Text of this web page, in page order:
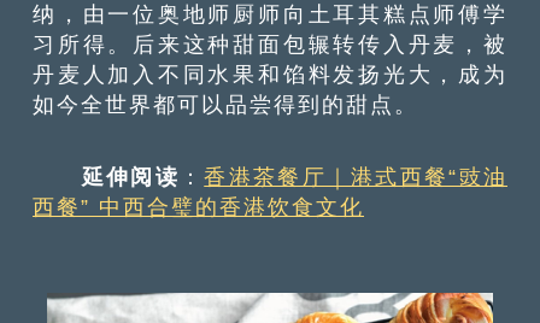
纳，由一位奥地师厨师向土耳其糕点师傅学
习所得。后来这种甜面包辗转传入丹麦，被
丹麦人加入不同水果和馅料发扬光大，成为
如今全世界都可以品尝得到的甜点。
延伸阅读 ：香港茶餐厅｜港式西餐“豉油
西餐” 中西合璧的香港饮食文化